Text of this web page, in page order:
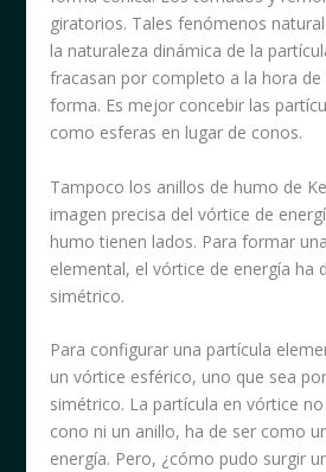
giratorios. Tales fenómenos
la naturaleza dinámica de la
fracasan por completo a la hora
forma. Es mejor concebir las
como esferas en lugar de conos.
Tampoco los anillos de humo de
imagen precisa del vórtice de
humo tienen lados. Para formar
elemental, el vórtice de energía ha
simétrico.
Para configurar una partícula
un vórtice esférico, uno que sea
simétrico. La partícula en vórtice
cono ni un anillo, ha de ser como
energía. Pero, ¿cómo pudo surgir